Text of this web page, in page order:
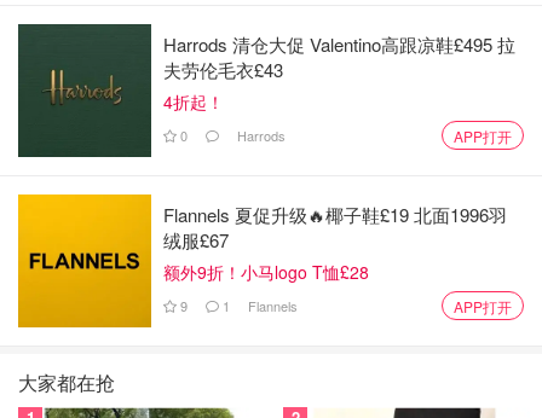
Harrods 清仓大促 Valentino高跟凉鞋£495 拉
夫劳伦毛衣£43
4折起！
0 Harrods APP打开
Flannels 夏促升级🔥椰子鞋£19 北面1996羽
绒服£67
额外9折！小马logo T恤£28
9 1 Flannels APP打开
大家都在抢